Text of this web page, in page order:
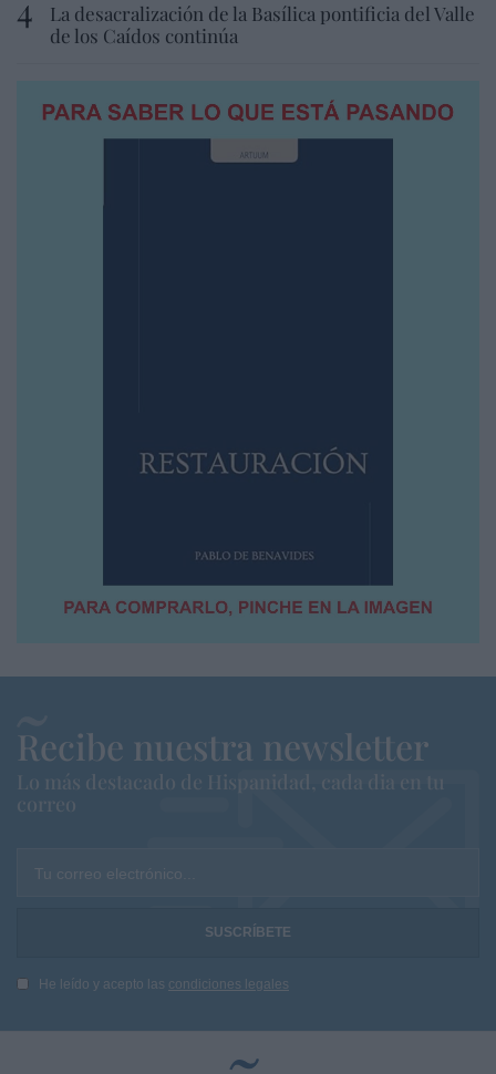
La desacralización de la Basílica pontificia del Valle
de los Caídos continúa
Recibe nuestra newsletter
Lo más destacado de Hispanidad, cada dia en tu
correo
Tu correo electrónico...
He leído y acepto las condiciones legales